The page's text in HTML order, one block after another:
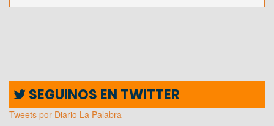
SEGUINOS EN TWITTER
Tweets por Diario La Palabra